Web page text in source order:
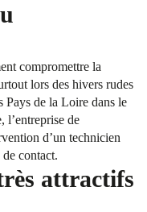
compromettre la
lors des hivers rudes
Pays de la Loire dans le
l’entreprise de
d’un technicien
contact.
attractifs